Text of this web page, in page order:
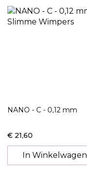
NANO - C - 0,12 mm
€ 21,60
In Winkelwagen